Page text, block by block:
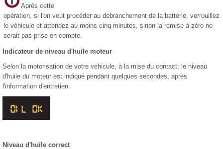
Après cette
opération, si l'on veut procéder au débranchement de la batterie, verrouillez
le véhicule et attendez au moins cinq minutes, sinon la remise à zéro ne
serait pas prise en compte.
Indicateur de niveau d'huile moteur
Selon la motorisation de votre véhicule, à la mise du contact, le niveau
d'huile du moteur est indiqué pendant quelques secondes, après
l'information d'entretien.
Niveau d'huile correct